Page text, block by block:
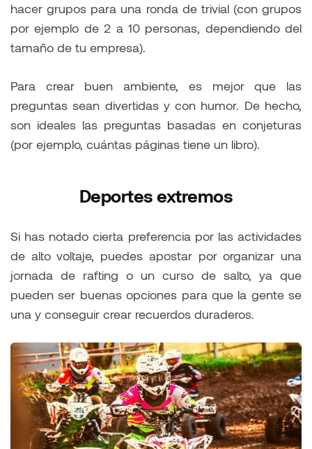
hacer grupos para una ronda de trivial (con grupos
por ejemplo de 2 a 10 personas, dependiendo del
tamaño de tu empresa).
Para crear buen ambiente, es mejor que las
preguntas sean divertidas y con humor. De hecho,
son ideales las preguntas basadas en conjeturas
(por ejemplo, cuántas páginas tiene un libro).
Deportes extremos
Si has notado cierta preferencia por las actividades
de alto voltaje, puedes apostar por organizar una
jornada de rafting o un curso de salto, ya que
pueden ser buenas opciones para que la gente se
una y conseguir crear recuerdos duraderos.